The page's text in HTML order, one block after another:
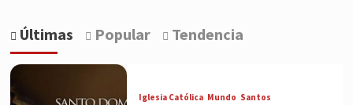
Últimas Popular Tendencia
Iglesia Católica Mundo Santos